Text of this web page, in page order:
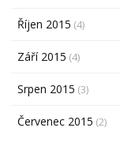
Říjen 2015 (4)
Září 2015 (4)
Srpen 2015 (3)
Červenec 2015 (2)